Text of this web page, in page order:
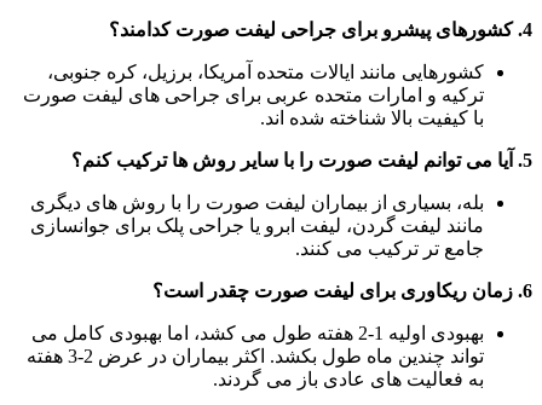
4. کشورهای پیشرو برای جراحی لیفت صورت کدامند؟
کشورهایی مانند ایالات متحده آمریکا، برزیل، کره جنوبی،
ترکیه و امارات متحده عربی برای جراحی های لیفت صورت
با کیفیت بالا شناخته شده اند.
5. آیا می توانم لیفت صورت را با سایر روش ها ترکیب کنم؟
بله، بسیاری از بیماران لیفت صورت را با روش های دیگری
مانند لیفت گردن، لیفت ابرو یا جراحی پلک برای جوانسازی
جامع تر ترکیب می کنند.
6. زمان ریکاوری برای لیفت صورت چقدر است؟
بهبودی اولیه 1-2 هفته طول می کشد، اما بهبودی کامل می
تواند چندین ماه طول بکشد. اکثر بیماران در عرض 2-3 هفته
به فعالیت های عادی باز می گردند.